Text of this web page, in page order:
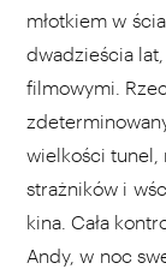
młotkiem w
dwadzieścia
filmowymi.
wielkości tunel,
strażników i
kina. Cała
Andy, w noc